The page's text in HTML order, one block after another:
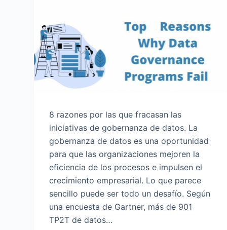
8 razones por las que fracasan las
iniciativas de gobernanza de datos. La
gobernanza de datos es una oportunidad
para que las organizaciones mejoren la
eficiencia de los procesos e impulsen el
crecimiento empresarial. Lo que parece
sencillo puede ser todo un desafío. Según
una encuesta de Gartner, más de 901
TP2T de datos…